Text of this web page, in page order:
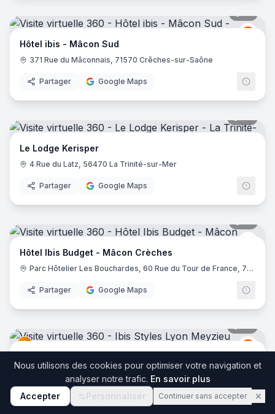
Ibis
Hôtel ibis - Mâcon Sud
371 Rue du Mâconnais, 71570 Crêches-sur-Saône
Partager Google Maps
Le Lodge Kerisper
4 Rue du Latz, 56470 La Trinité-sur-Mer
Partager Google Maps
Ibis
Hôtel Ibis Budget - Mâcon Crèches
Parc Hôtelier Les Bouchardes, 60 Rue du Tour de France, 71570 Chaintré
Partager Google Maps
Ibis
2 Bis Rue du 24 Avril 1915, 69330 Meyzieu
Partager Google Maps
Nous utilisons des cookies pour optimiser votre navigation et
analyser notre trafic. En savoir plus
Accepter
Personnaliser Continuer sans accepter